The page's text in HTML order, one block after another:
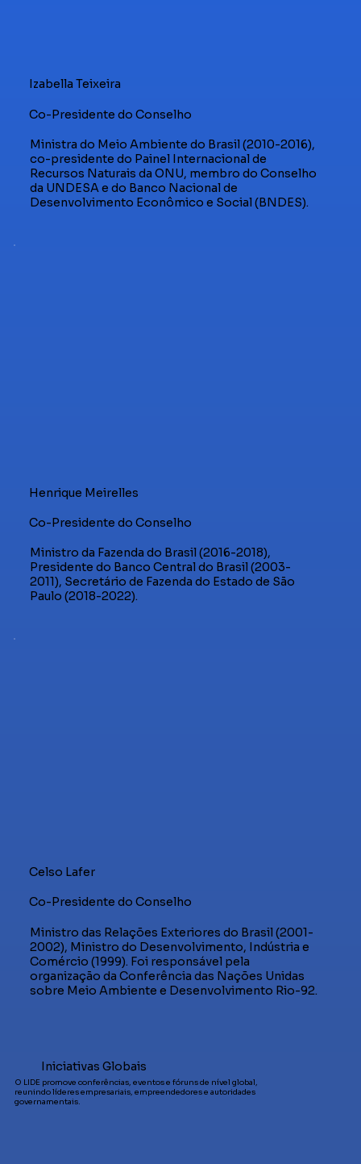
Izabella Teixeira
Co-Presidente do Conselho
Ministra do Meio Ambiente do Brasil (2010-2016),
co-presidente do Painel Internacional de
Recursos Naturais da ONU, membro do Conselho
da UNDESA e do Banco Nacional de
Desenvolvimento Econômico e Social (BNDES).
Henrique Meirelles
Co-Presidente do Conselho
Ministro da Fazenda do Brasil (2016-2018),
Presidente do Banco Central do Brasil (2003-
2011), Secretário de Fazenda do Estado de São
Paulo (2018-2022).
Celso Lafer
Co-Presidente do Conselho
Ministro das Relações Exteriores do Brasil (2001-
2002), Ministro do Desenvolvimento, Indústria e
Comércio (1999). Foi responsável pela
organização da Conferência das Nações Unidas
sobre Meio Ambiente e Desenvolvimento Rio-92.
Iniciativas Globais
O LIDE promove conferências, eventos e fóruns de nível global,
reunindo líderes empresariais, empreendedores e autoridades
governamentais.